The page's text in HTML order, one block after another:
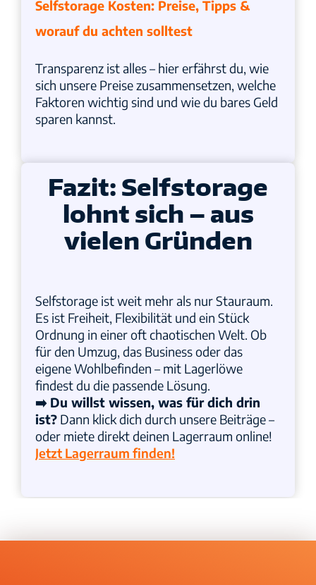
Selfstorage Kosten: Preise, Tipps &
worauf du achten solltest
Transparenz ist alles – hier erfährst du, wie
sich unsere Preise zusammensetzen, welche
Faktoren wichtig sind und wie du bares Geld
sparen kannst.
Fazit: Selfstorage
lohnt sich – aus
vielen Gründen
Selfstorage ist weit mehr als nur Stauraum.
Es ist Freiheit, Flexibilität und ein Stück
Ordnung in einer oft chaotischen Welt. Ob
für den Umzug, das Business oder das
eigene Wohlbefinden – mit Lagerlöwe
findest du die passende Lösung.
➡️ Du willst wissen, was für dich drin
ist? Dann klick dich durch unsere Beiträge –
oder miete direkt deinen Lagerraum online!
Jetzt Lagerraum finden!